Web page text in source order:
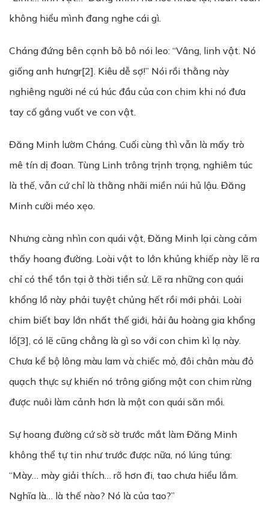
không hiểu mình đang nghe cái gì.
Cháng đứng bên cạnh bô bô nói leo: “Vâng, linh vật. Nó
giống anh hưngr[2]. Kiêu dễ sợ!” Nói rồi thằng này
nghiêng người né cú húc đầu của con chim khi nó đưa
tay cố gắng vuốt ve con vật.
Đăng Minh lườm Cháng. Cuối cùng thì vẫn là mấy trò
mê tín dị đoan. Tùng Linh trông trịnh trọng, nghiêm túc
là thế, vẫn cứ chỉ là thằng nhãi miền núi hủ lậu. Đăng
Minh cười méo xẹo.
Nhưng càng nhìn con quái vật, Đăng Minh lại càng cảm
thấy hoang đường. Loài vật to lớn khủng khiếp này lẽ ra
chỉ có thể tồn tại ở thời tiền sử. Lẽ ra những con quái
khổng lồ này phải tuyệt chủng hết rồi mới phải. Loài
chim biết bay lớn nhất thế giới, hải âu hoàng gia khổng
lồ[3], có lẽ cũng chẳng là gì so với con chim kì lạ này.
Chưa kể bộ lông màu lam và chiếc mỏ, đôi chân màu đỏ
quạch thực sự khiến nó trông giống một con chim rừng
được nuôi làm cảnh hơn là một con quái săn mồi.
Sự hoang đường cứ sờ sờ trước mắt làm Đăng Minh
không thể tự tin như trước được nữa, nó lúng túng:
“Mày… mày giải thích… rõ hơn đi, tao chưa hiểu lắm.
Nghĩa là… là thế nào? Nó là của tao?”